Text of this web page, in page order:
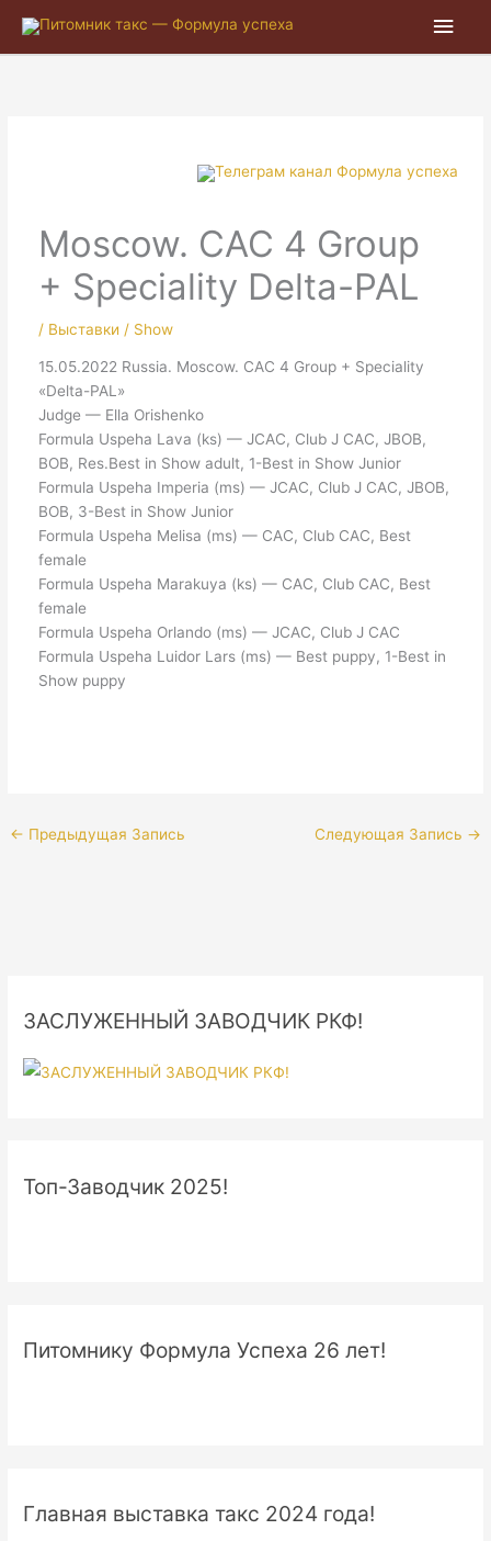
Moscow. CAC 4 Group
+ Speciality Delta-PAL
/ Выставки / Show
15.05.2022 Russia. Moscow. CAC 4 Group + Speciality
«Delta-PAL»
Judge — Ella Orishenko
Formula Uspeha Lava (ks) — JCAC, Club J CAC, JBOB,
BOB, Res.Best in Show adult, 1-Best in Show Junior
Formula Uspeha Imperia (ms) — JCAC, Club J CAC, JBOB,
BOB, 3-Best in Show Junior
Formula Uspeha Melisa (ms) — CAC, Club CAC, Best
female
Formula Uspeha Marakuya (ks) — CAC, Club CAC, Best
female
Formula Uspeha Orlando (ms) — JCAC, Club J CAC
Formula Uspeha Luidor Lars (ms) — Best puppy, 1-Best in
Show puppy
← Предыдущая Запись Следующая Запись →
ЗАСЛУЖЕННЫЙ ЗАВОДЧИК РКФ!
Топ-Заводчик 2025!
Питомнику Формула Успеха 26 лет!
Главная выставка такс 2024 года!